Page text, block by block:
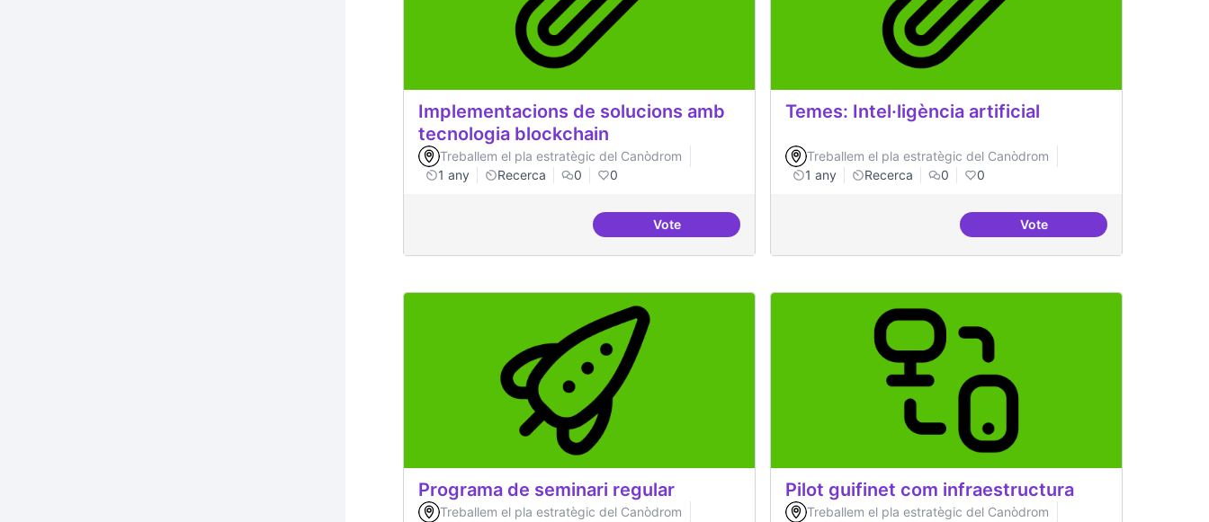
Implementacions de solucions amb
tecnologia blockchain
Treballem el pla estratègic del Canòdrom
1 any
Recerca 0 0
VoteImplementacions de solucions amb tecnologia blockchain
Temes: Intel·ligència artificial
Treballem el pla estratègic del Canòdrom
1 any
Recerca 0 0
VoteTemes: Intel·ligència
Programa de seminari regular
Treballem el pla estratègic del Canòdrom
Pilot guifinet com infraestructura
Treballem el pla estratègic del Canòdrom